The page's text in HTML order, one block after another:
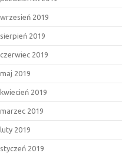
wrzesień 2019
sierpień 2019
czerwiec 2019
maj 2019
kwiecień 2019
marzec 2019
luty 2019
styczeń 2019